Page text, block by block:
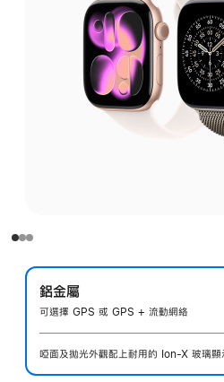
鋁金屬
可選擇 GPS 或 GPS + 流動網絡
啞面及拋光外觀配上耐用的 Ion-X 玻璃顯